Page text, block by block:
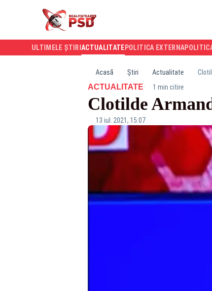
ULTIMELE ȘTIRI ACTUALITATE POLITICA EXTERNA
Acasă Știri Actualitate
ACTUALITATE· 1 min citire
Clotilde
13 iul. 2021, 15:07